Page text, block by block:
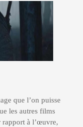
que l’on puisse
les autres films
rapport à l’œuvre,